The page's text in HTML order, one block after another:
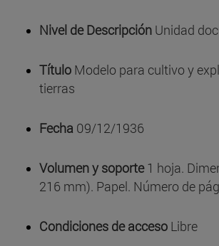
Nivel de Descripción Unidad
Título Modelo para cultivo y
tierras
Fecha 09/12/1936
Volumen y soporte1 hoja.
216 mm). Papel. Número de
Condiciones de acceso Libre